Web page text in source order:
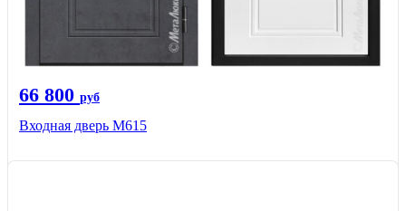
66 800 руб
Входная дверь М615